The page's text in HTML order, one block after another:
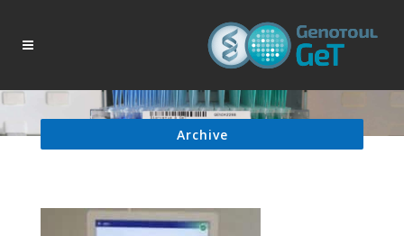
Archive